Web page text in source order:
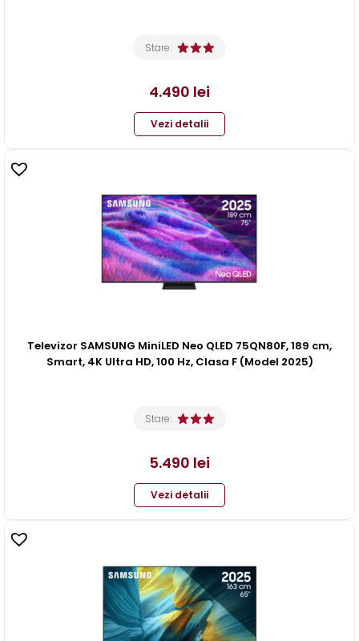
Stare:
4.490 lei
Vezi detalii
Televizor SAMSUNG MiniLED Neo QLED 75QN80F, 189 cm,
Smart, 4K Ultra HD, 100 Hz, Clasa F (Model 2025)
Stare:
5.490 lei
Vezi detalii